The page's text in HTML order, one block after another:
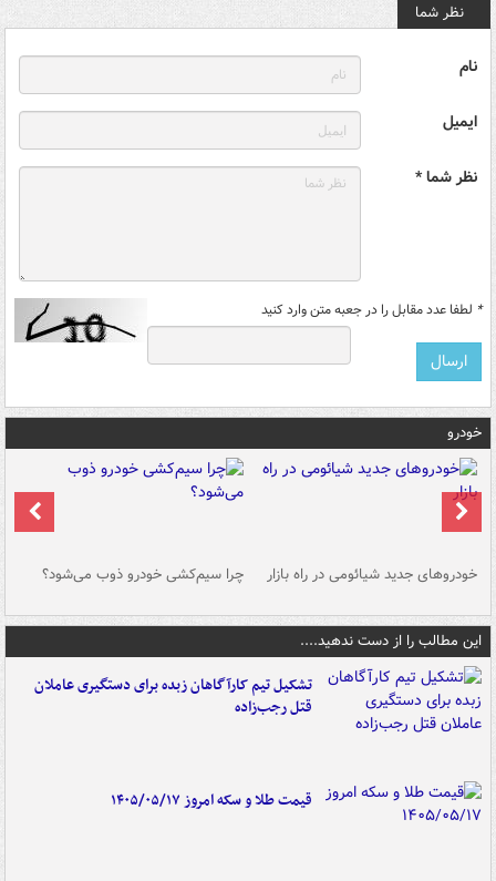
نظر شما
نام
ایمیل
نظر شما *
* لطفا عدد مقابل را در جعبه متن وارد کنید
خودرو
خودروهای جدید شیائومی در راه بازار چرا سیم‌کشی خودرو ذوب می‌شود؟
این مطالب را از دست ندهید....
تشکیل تیم کارآگاهان زبده برای دستگیری عاملان
قتل رجب‌زاده
قیمت طلا و سکه امروز ۱۴۰۵/۰۵/۱۷